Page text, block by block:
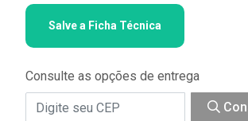
Salve a Ficha Técnica
Consulte as opções de entrega